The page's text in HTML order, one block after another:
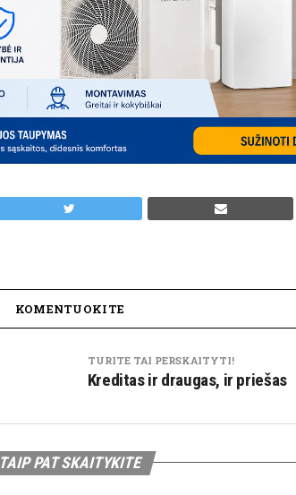
KOMENTUOKITE
TURITE TAI PERSKAITYTI!
Kreditas ir draugas, ir priešas
TAIP PAT SKAITYKITE